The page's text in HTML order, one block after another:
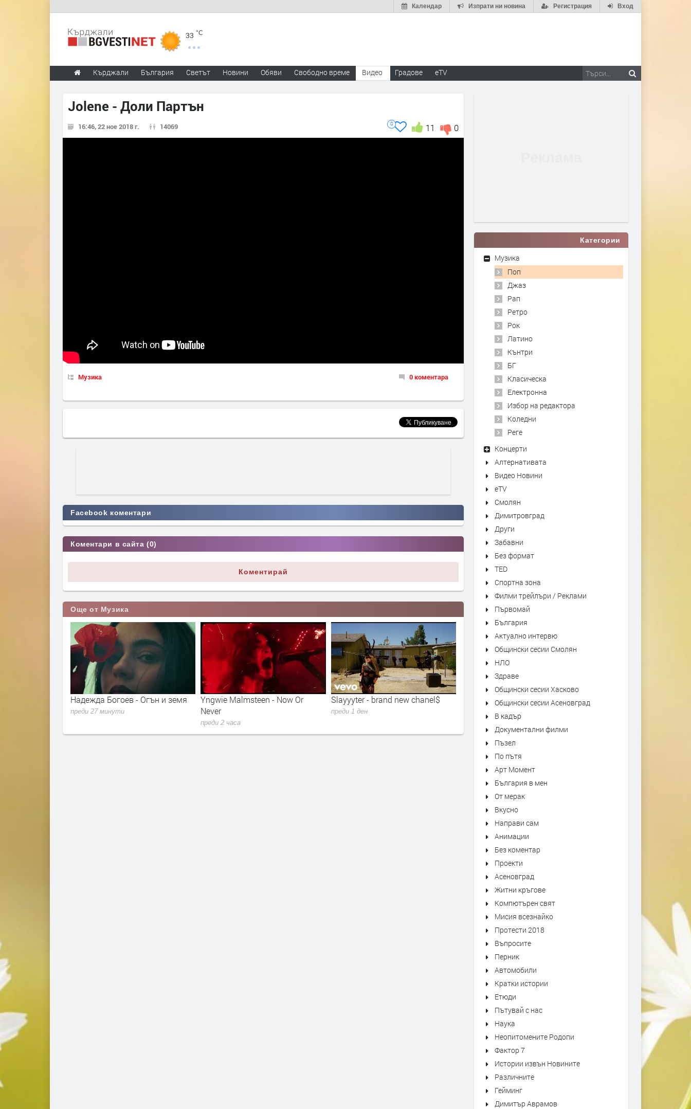
Вход
Регистрация
Изпрати ни новина
Календар
33 °C
Кърджали България Светът Новини Обяви Свободно време Видео Градове eTV
Jolene - Доли Партън
16:46, 22 ное 2018 г. 14069 0
11
0
Музика 0 коментара
Facebook коментари
Коментари в сайта (0)
Коментирай
Още от Музика
Надежда Богоев - Огън и земя
Yngwie Malmsteen - Now Or
Slayyyter - brand new chanel$
UB40 - CAN'T HELP FALLING IN
Billie Eilish – Silence Pain
Категории
Музика
Поп
Джаз
Рап
Ретро
Рок
Латино
Кънтри
БГ
Класическа
Електронна
Избор на редактора
Коледни
Реге
Концерти
Алтернативата
Видео Новини
eTV
Смолян
Димитровград
Други
Забавни
Без формат
TED
Спортна зона
Филми трейлъри / Реклами
Първомай
България
Актуално интервю
Общински сесии Смолян
НЛО
Здраве
Общински сесии Хасково
Общински сесии Асеновград
В кадър
Документални филми
Пъзел
По пътя
Арт Момент
България в мен
От мерак
Вкусно
Направи сам
Анимации
Без коментар
Проекти
Асеновград
Житни кръгове
Компютърен свят
Мисия всезнайко
Протести 2018
Въпросите
Перник
Автомобили
Кратки истории
Етюди
Пътувай с нас
Наука
Неопитомените Родопи
Фактор 7
Истории извън Новините
Различните
Гейминг
Димитър Аврамов